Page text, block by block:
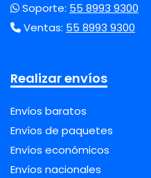
Soporte: 55 8993 9300
Ventas: 55 8993 9300
Realizar envíos
Envíos baratos
Envíos de paquetes
Envíos económicos
Envíos nacionales